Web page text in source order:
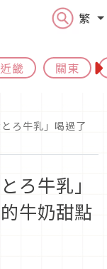
繁
畿 關東
ろ牛乳」喝過了
ろ牛乳」
牛奶甜點